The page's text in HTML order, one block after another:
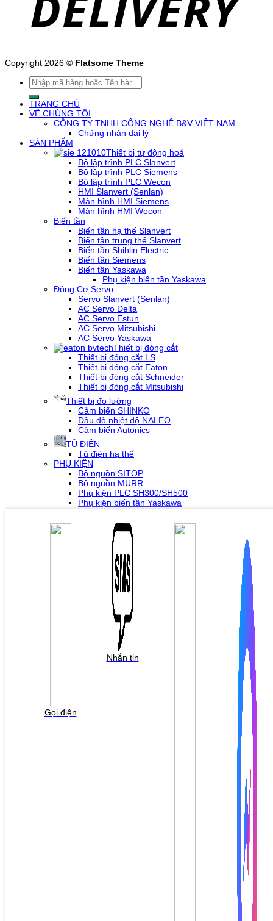
Copyright 2026 © Flatsome Theme
Tìm
kiếm:
TRANG CHỦ
VỀ CHÚNG TÔI
CÔNG TY TNHH CÔNG NGHỆ B&V VIỆT NAM
Chứng nhận đại lý
SẢN PHẨM
Thiết bị tự động hoá
Bộ lập trình PLC Slanvert
Bộ lập trình PLC Siemens
Bộ lập trình PLC Wecon
HMI Slanvert (Senlan)
Màn hình HMI Siemens
Màn hình HMI Wecon
Biến tần
Biến tần hạ thế Slanvert
Biến tần trung thế Slanvert
Biến tần Shihlin Electric
Biến tần Siemens
Biến tần Yaskawa
Phụ kiện biến tần Yaskawa
Động Cơ Servo
Servo Slanvert (Senlan)
AC Servo Delta
AC Servo Estun
AC Servo Mitsubishi
AC Servo Yaskawa
Thiết bị đóng cắt
Thiết bị đóng cắt LS
Thiết bị đóng cắt Eaton
Thiết bị đóng cắt Schneider
Thiết bị đóng cắt Mitsubishi
Thiết bị đo lường
Cảm biến SHINKO
Đầu dò nhiệt độ NALEO
Cảm biến Autonics
TỦ ĐIỆN
Tủ điện hạ thế
PHỤ KIỆN
Bộ nguồn SITOP
Bộ nguồn MURR
Phụ kiện PLC SH300/SH500
Phụ kiện biến tần Yaskawa
Phụ kiện Servo Sigma 7
HỖ TRỢ KỸ THUẬT
Tải về /Download
Giải pháp/Ứng dụng
Tài liệu tổng hợp
Tra cứu lỗi biến tần các hãng
YÊU CẦU BÁO GIÁ
Vui lòng điền thông tin form bên dưới để chúng tôi
Gọi điện
Nhắn tin